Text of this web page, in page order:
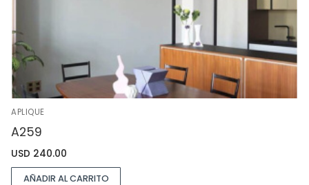
APLIQUE
A259
USD 240.00
AÑADIR AL CARRITO